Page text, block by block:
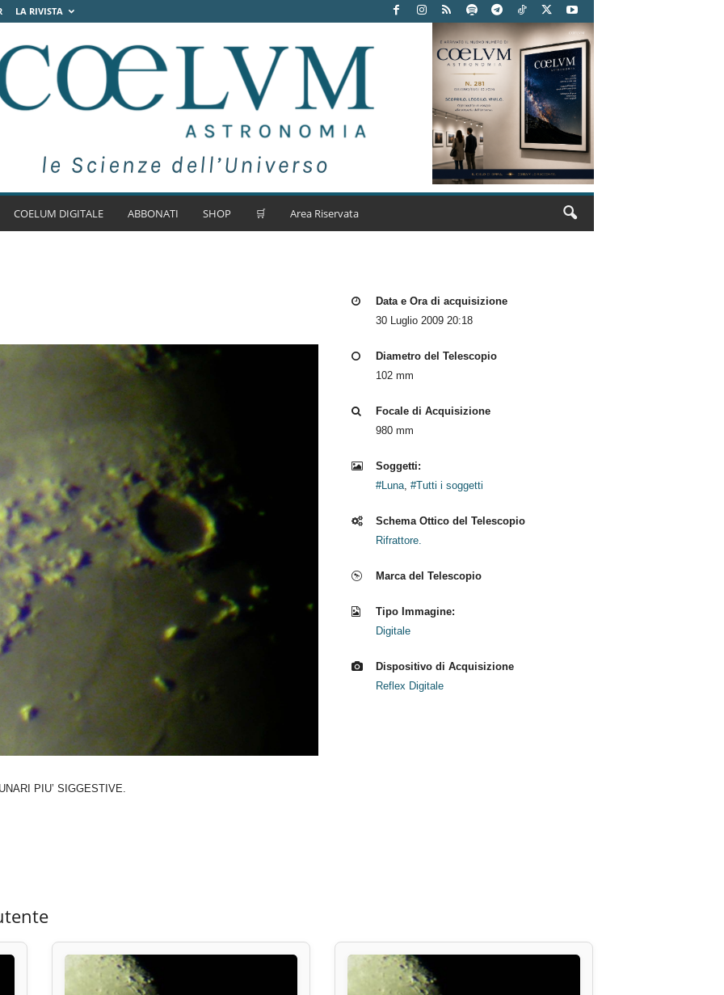
LA RIVISTA
COELUM DIGITALE ABBONATI SHOP 🛒 Area Riservata
PIU’ SIGGESTIVE.
Data e Ora di acquisizione
30 Luglio 2009 20:18
Diametro del Telescopio
102 mm
Focale di Acquisizione
980 mm
Soggetti:
#Luna, #Tutti i soggetti
Schema Ottico del Telescopio
Rifrattore.
Marca del Telescopio
Tipo Immagine:
Digitale
Dispositivo di Acquisizione
Reflex Digitale